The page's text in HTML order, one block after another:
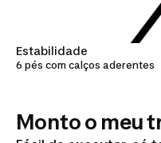
Estabilidade
6 pés com calços aderentes
Monto o meu